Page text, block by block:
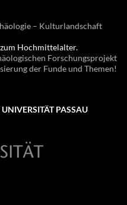
– Kulturlandschaft
Hochmittelalter.
Forschungsprojekt
der Funde und Themen!
PASSAU